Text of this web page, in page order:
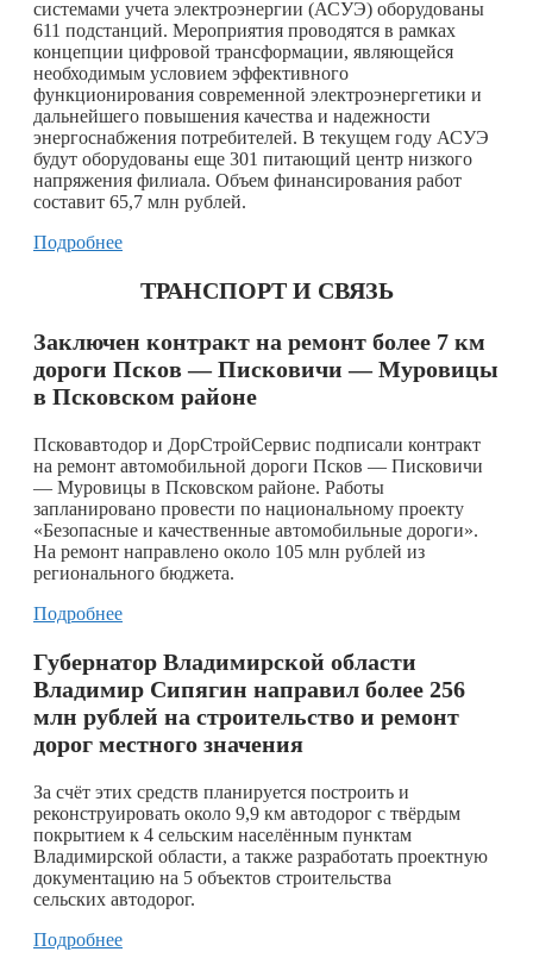
системами учета электроэнергии (АСУЭ) оборудованы
611 подстанций. Мероприятия проводятся в рамках
концепции цифровой трансформации, являющейся
необходимым условием эффективного
функционирования современной электроэнергетики и
дальнейшего повышения качества и надежности
энергоснабжения потребителей. В текущем году АСУЭ
будут оборудованы еще 301 питающий центр низкого
напряжения филиала. Объем финансирования работ
составит 65,7 млн рублей.
Подробнее
ТРАНСПОРТ И СВЯЗЬ
Заключен контракт на ремонт более 7 км
дороги Псков — Писковичи — Муровицы
в Псковском районе
Псковавтодор и ДорСтройСервис подписали контракт
на ремонт автомобильной дороги Псков — Писковичи
— Муровицы в Псковском районе. Работы
запланировано провести по национальному проекту
«Безопасные и качественные автомобильные дороги».
На ремонт направлено около 105 млн рублей из
регионального бюджета.
Подробнее
Губернатор Владимирской области
Владимир Сипягин направил более 256
млн рублей на строительство и ремонт
дорог местного значения
За счёт этих средств планируется построить и
реконструировать около 9,9 км автодорог с твёрдым
покрытием к 4 сельским населённым пунктам
Владимирской области, а также разработать проектную
документацию на 5 объектов строительства
сельских автодорог.
Подробнее